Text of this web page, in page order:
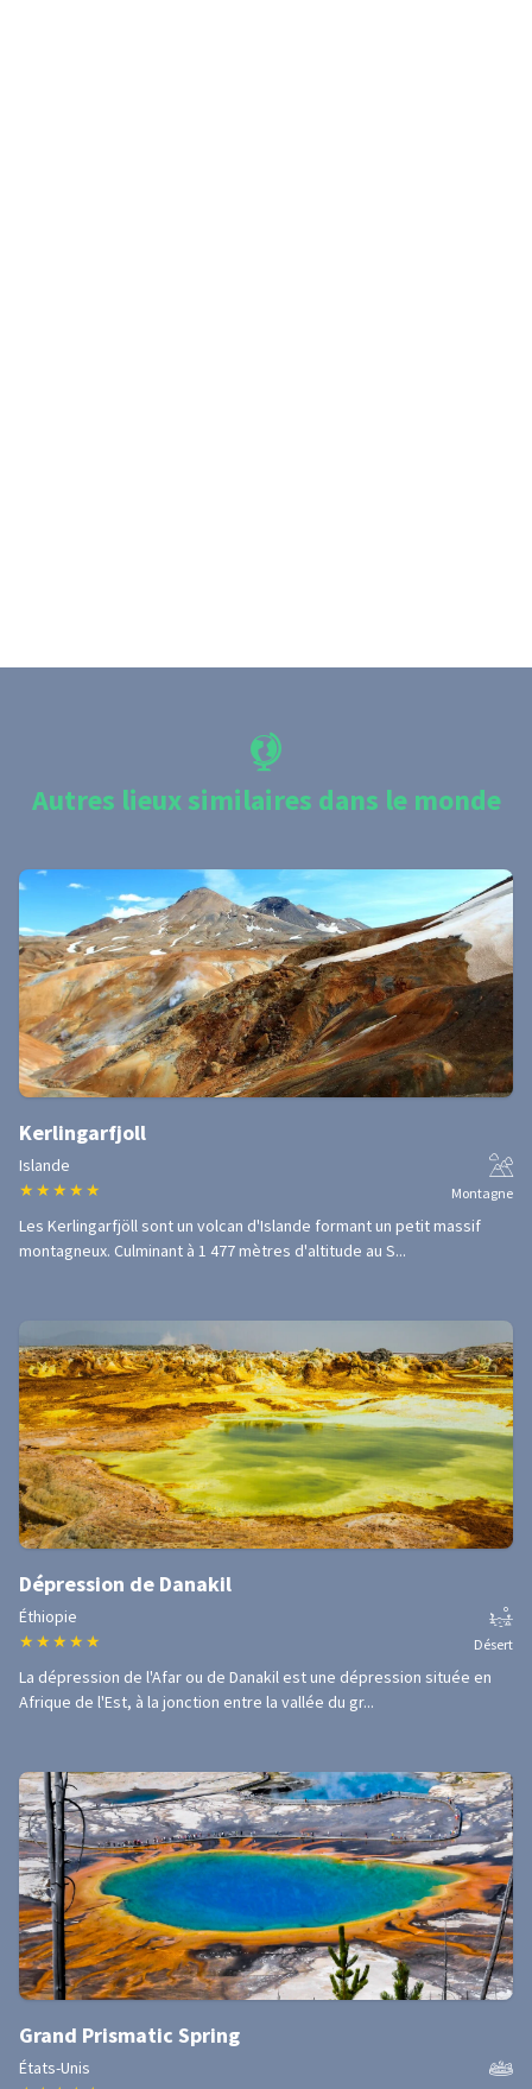
Autres lieux similaires dans le monde
Kerlingarfjoll
Islande
★ ★ ★ ★ ★ Montagne
Les Kerlingarfjöll sont un volcan d'Islande formant un petit massif
montagneux. Culminant à 1 477 mètres d'altitude au S...
Dépression de Danakil
Éthiopie
★ ★ ★ ★ ★ Désert
La dépression de l'Afar ou de Danakil est une dépression située en
Afrique de l'Est, à la jonction entre la vallée du gr...
Grand Prismatic Spring
États-Unis